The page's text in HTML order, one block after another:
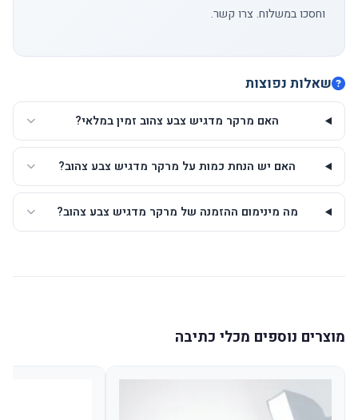
וחסכו במשלוח. צרו קשר.
שאלות נפוצות
האם מרקר מדגיש צבע צהוב זמין במלאי?
האם יש הנחת כמות על מרקר מדגיש צבע צהוב?
מה מינימום ההזמנה של מרקר מדגיש צבע צהוב?
מוצרים נוספים מכלי כתיבה